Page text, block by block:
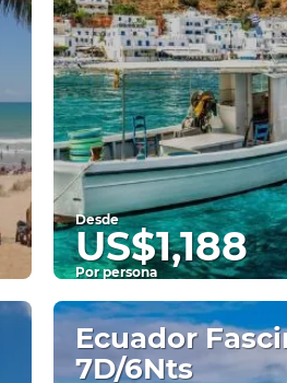
Desde
US$1,188
Por persona
Ver
Ecuador
7D/6Nts